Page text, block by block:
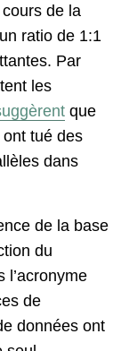
de la
ratio de 1:1
Par
les
que
ont tué des
dans
de la base
du
l’acronyme
de
données ont